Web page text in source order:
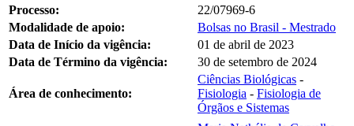
Processo:
22/07969-6
Modalidade de apoio:
Bolsas no Brasil - Mestrado
Data de Início da vigência:
01 de abril de 2023
Data de Término da vigência:
30 de setembro de 2024
Área de conhecimento:
Ciências Biológicas -
Fisiologia - Fisiologia de
Órgãos e Sistemas